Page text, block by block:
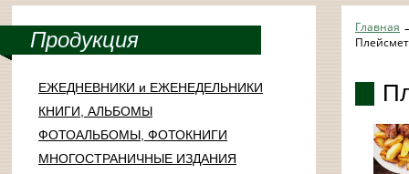
Продукция
ЕЖЕДНЕВНИКИ и ЕЖЕНЕДЕЛЬНИКИ
КНИГИ, АЛЬБОМЫ
ФОТОАЛЬБОМЫ, ФОТОКНИГИ
МНОГОСТРАНИЧНЫЕ ИЗДАНИЯ
Главная